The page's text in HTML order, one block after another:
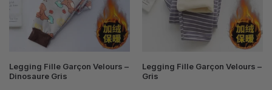
Legging Fille Garçon Velours –
Dinosaure Gris
Legging Fille Garçon Velours –
Gris